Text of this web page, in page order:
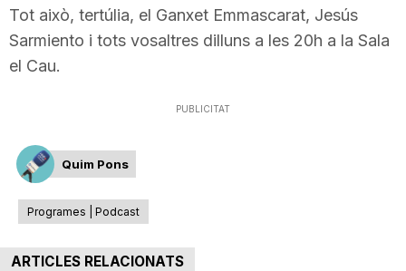
a
r
a
Tot això, tertúlia, el Ganxet Emmascarat, Jesús
Sarmiento i tots vosaltres dilluns a les 20h a la Sala
el Cau.
PUBLICITAT
Quim Pons
Programes | Podcast
ARTICLES RELACIONATS